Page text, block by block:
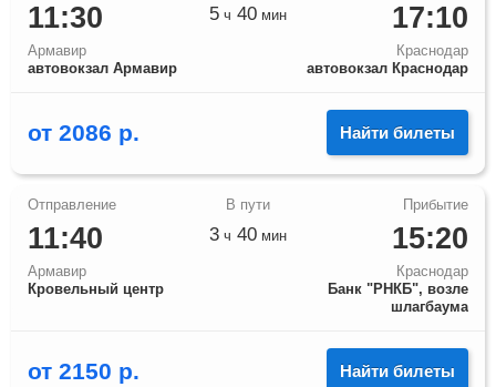
11:30
Армавир
автовокзал Армавир
17:10
Краснодар
автовокзал Краснодар
5 ч 40 мин
от 2086 р. Найти билеты
11:40
Армавир
Кровельный центр
15:20
Краснодар
Банк "РНКБ", возле
шлагбаума
3 ч 40 мин
от 2150 р. Найти билеты